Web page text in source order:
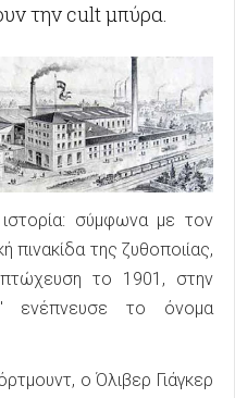
την cult μπύρα.
ιστορία: σύμφωνα με τον
πινακίδα της ζυθοποιίας,
το 1901, στην
ενέπνευσε το όνομα
ο Όλιβερ Γιάγκερ